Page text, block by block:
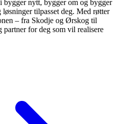
nytt, bygger om og bygger
tilpasset deg. Med røtter
– fra Skodje og Ørskog til
for deg som vil realisere